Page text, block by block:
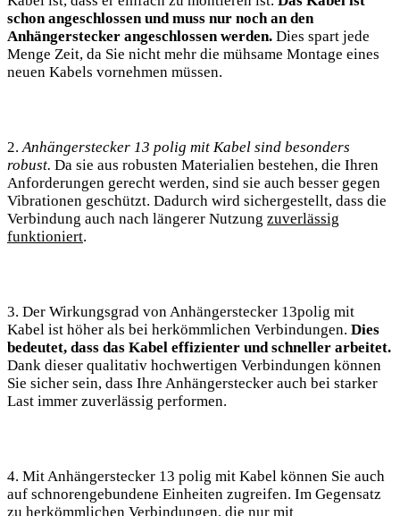
schon angeschlossen und muss nur noch an den
Anhängerstecker angeschlossen werden. Dies spart jede
Menge Zeit, da Sie nicht mehr die mühsame Montage eines
neuen Kabels vornehmen müssen.
2.Anhängerstecker 13 polig mit Kabel sind besonders
robust. Da sie aus robusten Materialien bestehen, die Ihren
Anforderungen gerecht werden, sind sie auch besser gegen
Vibrationen geschützt. Dadurch wird sichergestellt, dass die
Verbindung auch nach längerer Nutzung zuverlässig
funktioniert.
3. Der Wirkungsgrad von Anhängerstecker 13polig mit
Kabel ist höher als bei herkömmlichen Verbindungen. Dies
bedeutet, dass das Kabel effizienter und schneller arbeitet.
Dank dieser qualitativ hochwertigen Verbindungen können
Sie sicher sein, dass Ihre Anhängerstecker auch bei starker
Last immer zuverlässig performen.
4. Mit Anhängerstecker 13 polig mit Kabel können Sie auch
auf schnorengebundene Einheiten zugreifen. Im Gegensatz
zu herkömmlichen Verbindungen, die nur mit